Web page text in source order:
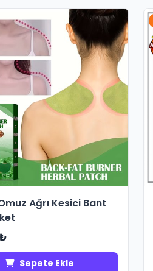
Ağrı Kesici Bant
Sepete Ekle